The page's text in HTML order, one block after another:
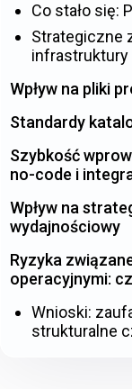
Co stało się:
Strategiczne
infrastruktury
Wpływ na pliki
Standardy
Szybkość
no-code i
Wpływ na
wydajnościowy
Ryzyka
operacyjnymi:
Wnioski:
strukturalne